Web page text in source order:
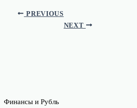
PREVIOUS
NEXT
Финансы и Рубль